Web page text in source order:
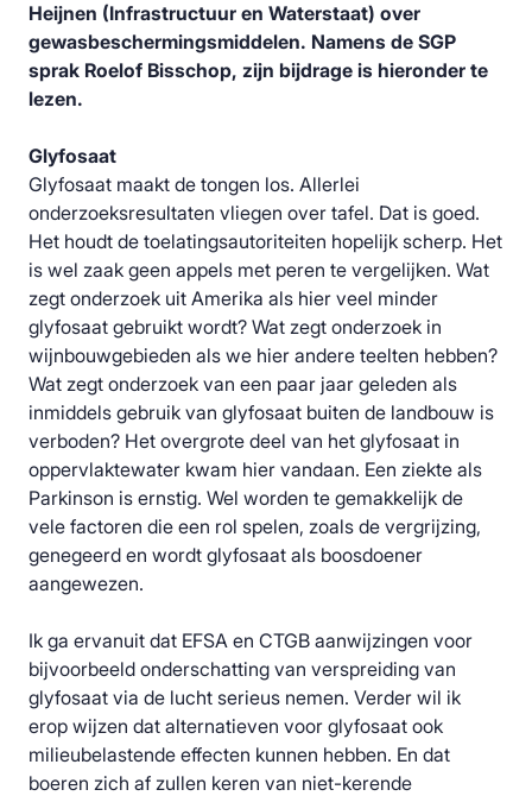
Heijnen (Infrastructuur en Waterstaat) over
gewasbeschermingsmiddelen. Namens de SGP
sprak Roelof Bisschop, zijn bijdrage is hieronder te
lezen.
Glyfosaat
Glyfosaat maakt de tongen los. Allerlei
onderzoeksresultaten vliegen over tafel. Dat is goed.
Het houdt de toelatingsautoriteiten hopelijk scherp. Het
is wel zaak geen appels met peren te vergelijken. Wat
zegt onderzoek uit Amerika als hier veel minder
glyfosaat gebruikt wordt? Wat zegt onderzoek in
wijnbouwgebieden als we hier andere teelten hebben?
Wat zegt onderzoek van een paar jaar geleden als
inmiddels gebruik van glyfosaat buiten de landbouw is
verboden? Het overgrote deel van het glyfosaat in
oppervlaktewater kwam hier vandaan. Een ziekte als
Parkinson is ernstig. Wel worden te gemakkelijk de
vele factoren die een rol spelen, zoals de vergrijzing,
genegeerd en wordt glyfosaat als boosdoener
aangewezen.
Ik ga ervanuit dat EFSA en CTGB aanwijzingen voor
bijvoorbeeld onderschatting van verspreiding van
glyfosaat via de lucht serieus nemen. Verder wil ik
erop wijzen dat alternatieven voor glyfosaat ook
milieubelastende effecten kunnen hebben. En dat
boeren zich af zullen keren van niet-kerende